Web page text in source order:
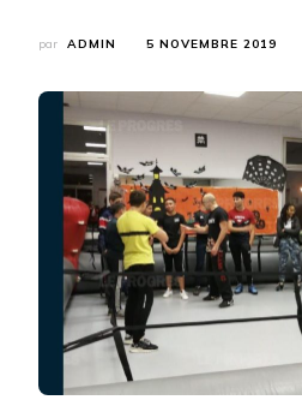
par ADMIN 5 NOVEMBRE 2019